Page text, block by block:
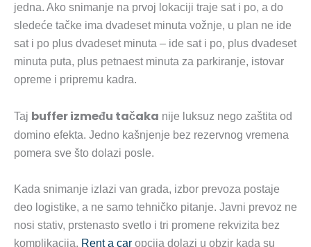
jedna. Ako snimanje na prvoj lokaciji traje sat i po, a do
sledeće tačke ima dvadeset minuta vožnje, u plan ne ide
sat i po plus dvadeset minuta – ide sat i po, plus dvadeset
minuta puta, plus petnaest minuta za parkiranje, istovar
opreme i pripremu kadra.
Taj buffer između tačaka nije luksuz nego zaštita od
domino efekta. Jedno kašnjenje bez rezervnog vremena
pomera sve što dolazi posle.
Kada snimanje izlazi van grada, izbor prevoza postaje
deo logistike, a ne samo tehničko pitanje. Javni prevoz ne
nosi stativ, prstenasto svetlo i tri promene rekvizita bez
komplikacija. Rent a car opcija dolazi u obzir kada su